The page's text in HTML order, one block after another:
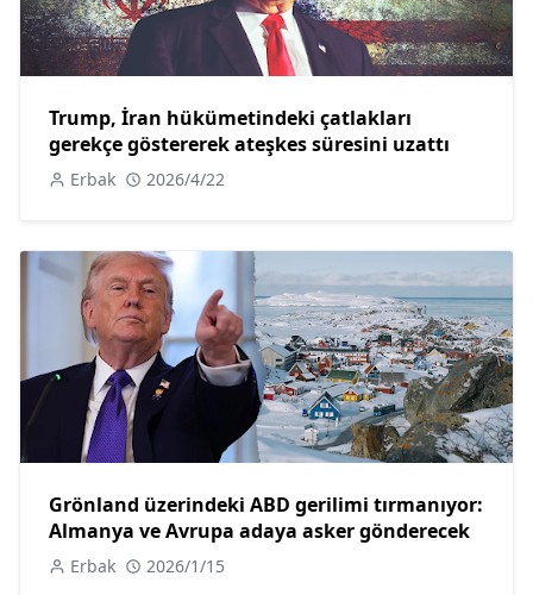
Trump, İran hükümetindeki çatlakları
gerekçe göstererek ateşkes süresini uzattı
Erbak 2026/4/22
Grönland üzerindeki ABD gerilimi tırmanıyor:
Almanya ve Avrupa adaya asker gönderecek
Erbak 2026/1/15